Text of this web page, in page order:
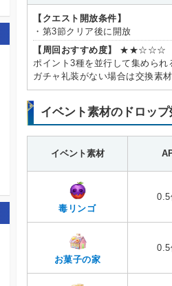
【クエスト開放条件】
・第3節クリア後に開放
【周回おすすめ度】
★★☆☆☆
ポイント3種を並行して集められ
ガチャ礼装がない場合は交換素
イベント素材のドロップ
イベント素材
毒リンゴ
0.5
お菓子の家
0.5